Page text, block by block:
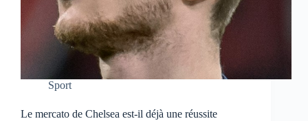
Sport
Le mercato de Chelsea est-il déjà une réussite